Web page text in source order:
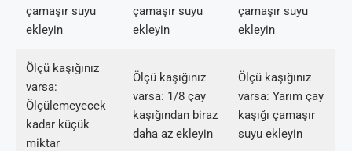
çamaşır suyu
ekleyin
çamaşır suyu
ekleyin
çamaşır suyu
ekleyin
Ölçü kaşığınız
varsa:
Ölçülemeyecek
kadar küçük
miktar
Ölçü kaşığınız
varsa: 1/8 çay
kaşığından biraz
daha az ekleyin
Ölçü kaşığınız
varsa: Yarım çay
kaşığı çamaşır
suyu ekleyin